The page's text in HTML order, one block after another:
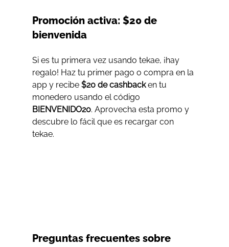
Promoción activa: $20 de
bienvenida
Si es tu primera vez usando tekae, ¡hay
regalo! Haz tu primer pago o compra en la
app y recibe $20 de cashback en tu
monedero usando el código
BIENVENIDO20. Aprovecha esta promo y
descubre lo fácil que es recargar con
tekae.
Preguntas frecuentes sobre